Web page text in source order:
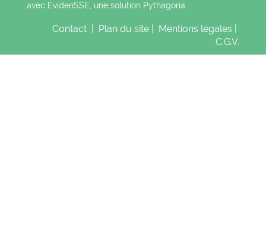
avec EvidenSSE, une solution Pythagoria
Contact Plan du site Mentions légales
C.G.V.